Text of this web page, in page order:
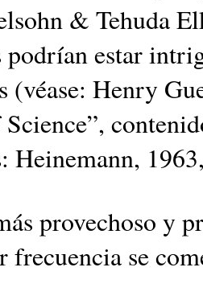
& Tehuda
estar
(véase: Henry
Heinemann,
provechoso y
frecuencia se